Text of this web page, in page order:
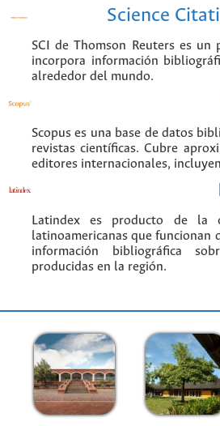
Science
SCI de Thomson Reuters es
incorpora información
alrededor del mundo.
Scopus es una base de datos
revistas científicas. Cubre
editores internacionales,
Latindex es producto de la
latinoamericanas que funcionan
información bibliográfica
producidas en la región.